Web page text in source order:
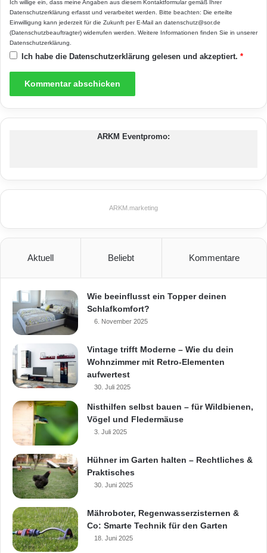
unterwww.aeg-haustechnik.de
AEG Haustechnik IR-Heizstrahler
Ich willige ein, dass meine Angaben aus diesem Kontaktformular gemäß Ihrer
Datenschutzerklärung erfasst und verarbeitet werden. Bitte beachten: Die erteilte
Einwilligung kann jederzeit für die Zukunft per E-Mail an datenschutz@sor.de
(Datenschutzbeauftragter) widerrufen werden. Weitere Informationen finden Sie in unserer
Datenschutzerklärung
Ich habe die Datenschutzerklärung gelesen und akzeptiert. *
ARKM Eventpromo:
ARKM.marketing
Aktuell Beliebt Kommentare
Wie beeinflusst ein Topper deinen
Schlafkomfort?
6. November 2025
Vintage trifft Moderne – Wie du dein
Wohnzimmer mit Retro-Elementen
aufwertest
30. Juli 2025
Nisthilfen selbst bauen – für Wildbienen,
Vögel und Fledermäuse
3. Juli 2025
Hühner im Garten halten – Rechtliches &
Praktisches
30. Juni 2025
Mähroboter, Regenwasserzisternen &
Co: Smarte Technik für den Garten
18. Juni 2025